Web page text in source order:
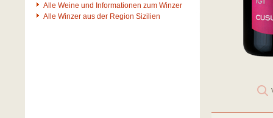
Alle Weine und Informationen zum Winzer
Alle Winzer aus der Region Sizilien